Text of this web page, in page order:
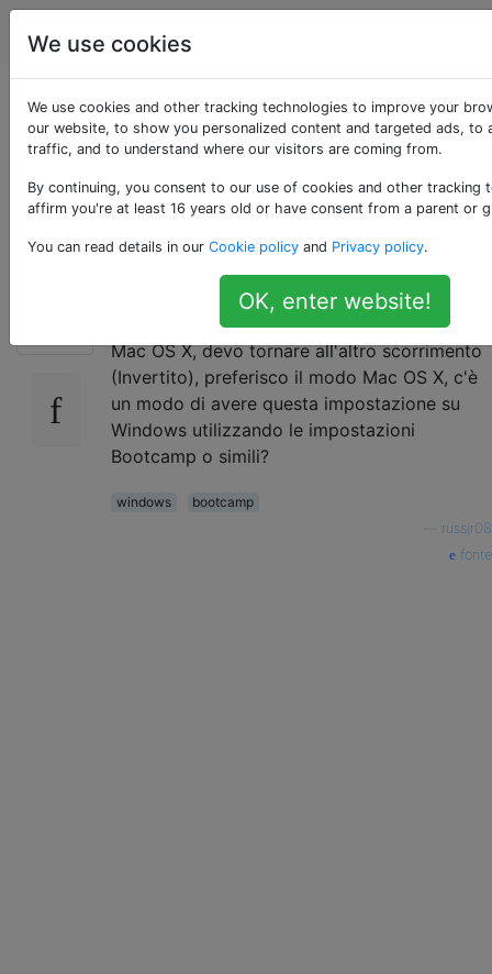
Apple
Inverti scorrimento su
Bootcamp di
Windows
Mi irrita un po 'il fatto che quando scorro in
Windows, devo scorrere normalmente, ma su
Mac OS X, devo tornare all'altro scorrimento
(Invertito), preferisco il modo Mac OS X, c'è
un modo di avere questa impostazione su
Windows utilizzando le impostazioni
Bootcamp o simili?
windows
bootcamp
russjr08
fonte
We use cookies
We use cookies and other tracking technologies to improve your
our website, to show you personalized content and targeted ads, to
traffic, and to understand where our visitors are coming from.
By continuing, you consent to our use of cookies and other tracking
affirm you're at least 16 years old or have consent from a parent or
You can read details in our Cookie policy and Privacy policy.
OK, enter website!